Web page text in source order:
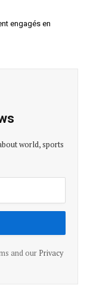
engagés en
world, sports
and our Privacy